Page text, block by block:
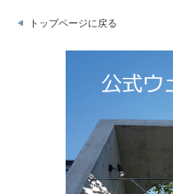
トップページに戻る